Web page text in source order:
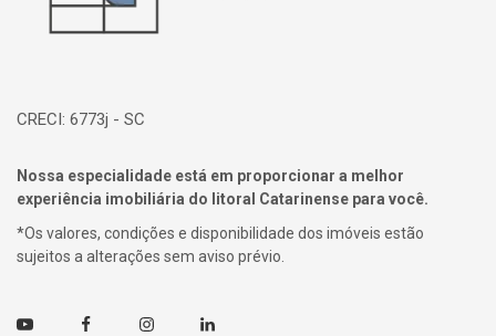
CRECI: 6773j - SC
Nossa especialidade está em proporcionar a melhor
experiência imobiliária do litoral Catarinense para você.
*Os valores, condições e disponibilidade dos imóveis estão
sujeitos a alterações sem aviso prévio.
Youtube FacebookInstagramLinkedin